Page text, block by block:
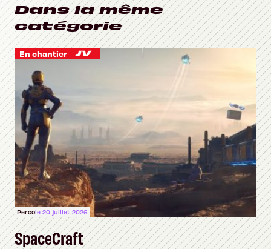
Dans la même
catégorie
En chantier
Percole 20 juillet 2026
SpaceCraft